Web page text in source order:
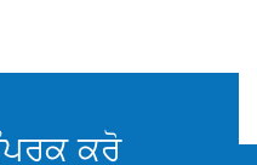
ਕਰੋ